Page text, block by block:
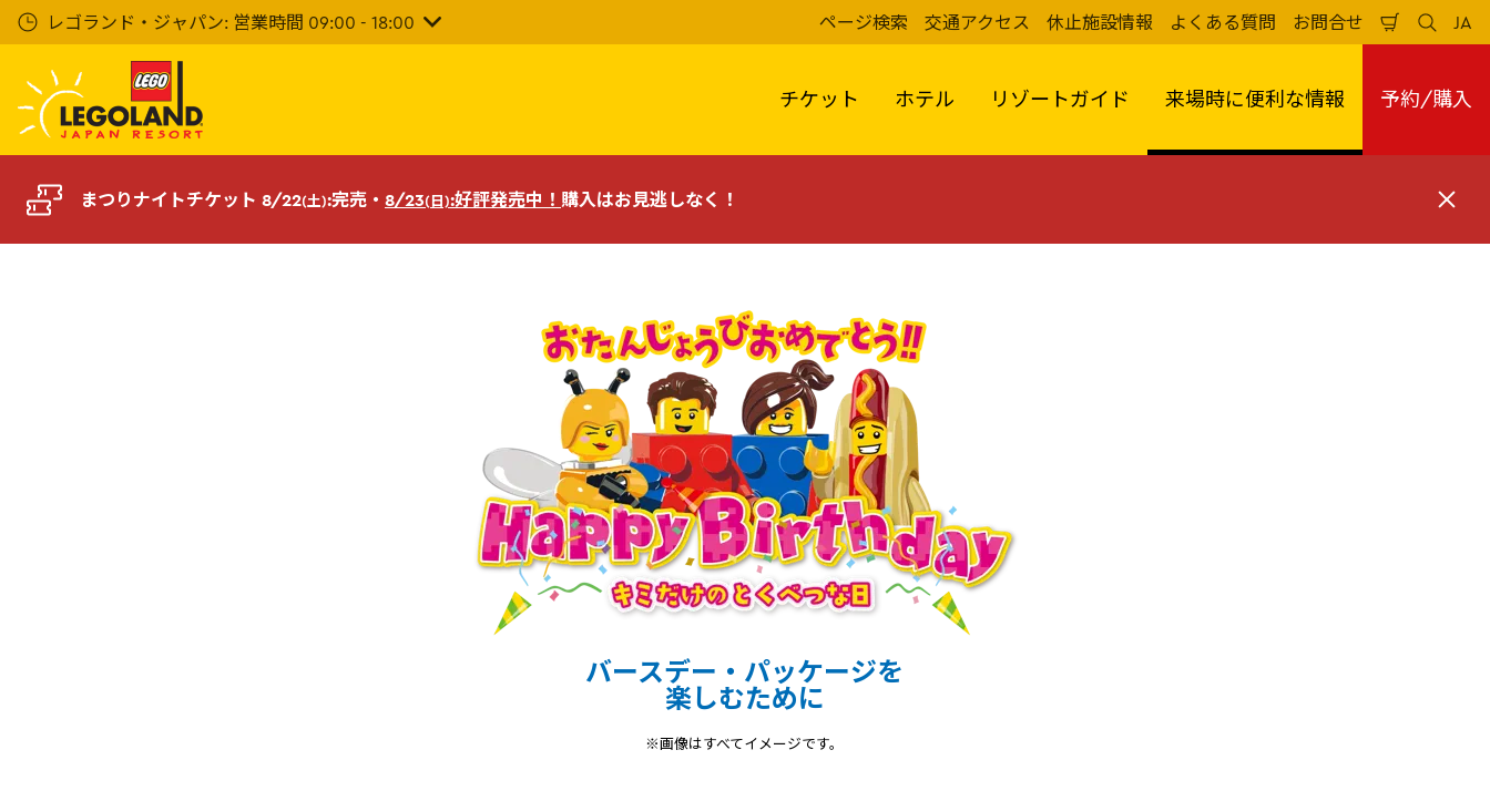
イ
レゴランド・ジャパン: 営業時間 09:00 - 18:00 ページ検索 交通アクセス 休止施設情報 よくある質問 お問合せ
い
か
ご
検
索
る
JA
日
本
チケット ホテル リゾートガイド 来場時に便利な情報 予約/購入
まつりナイトチケット 8/22(土):完売・ 8/23(日):好評発売中！ 購入はお見逃しなく！
閉
る
バースデー・パッケージを
楽しむために
※画像はすべてイメージです。